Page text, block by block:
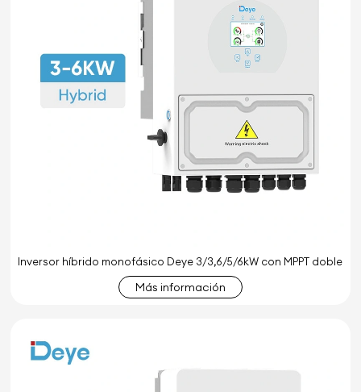
Inversor híbrido monofásico Deye 3/3,6/5/6kW con MPPT doble
Más información